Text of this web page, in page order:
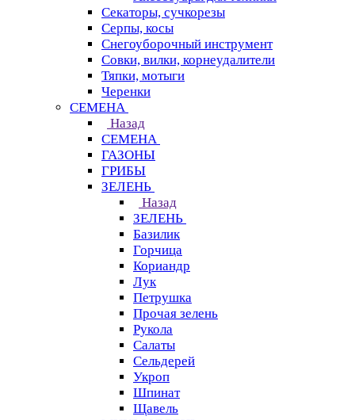
Секаторы, сучкорезы
Серпы, косы
Снегоуборочный инструмент
Совки, вилки, корнеудалители
Тяпки, мотыги
Черенки
СЕМЕНА
Назад
СЕМЕНА
ГАЗОНЫ
ГРИБЫ
ЗЕЛЕНЬ
Назад
ЗЕЛЕНЬ
Базилик
Горчица
Кориандр
Лук
Петрушка
Прочая зелень
Рукола
Салаты
Сельдерей
Укроп
Шпинат
Щавель